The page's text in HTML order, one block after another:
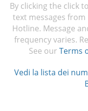
By clicking the click
text messages from
Hotline. Message
frequency varies.
See our Terms
Vedi la lista dei